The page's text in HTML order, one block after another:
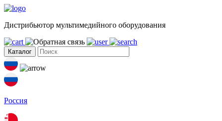
Дистрибьютор мультимедийного оборудования
Каталог
Россия